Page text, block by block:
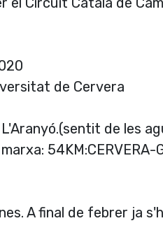
de Cervera
de les
54KM:CERVERA-
A final de febrer ja